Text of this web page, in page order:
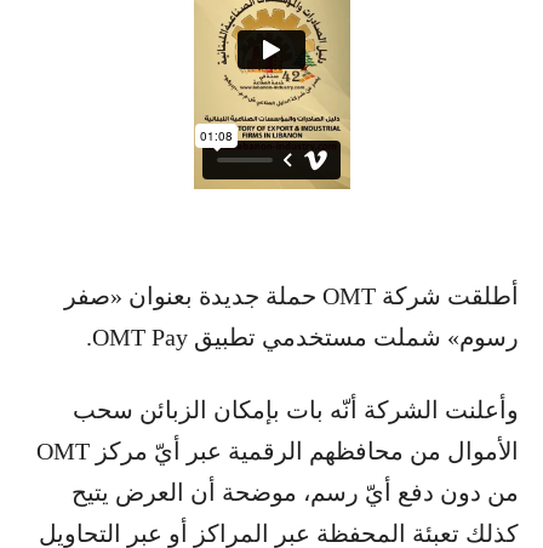
أطلقت شركة OMT حملة جديدة بعنوان «صفر
رسوم» شملت مستخدمي تطبيق OMT Pay.
وأعلنت الشركة أنّه بات بإمكان الزبائن سحب
الأموال من محافظهم الرقمية عبر أيّ مركز OMT
من دون دفع أيّ رسم، موضحة أن العرض يتيح
كذلك تعبئة المحفظة عبر المراكز أو عبر التحاويل